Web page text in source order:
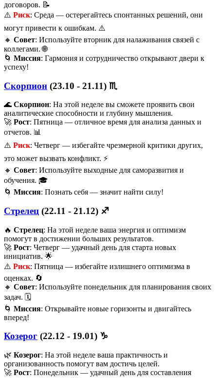
договоров. 📝
⚠️ Риск: Среда — остерегайтесь спонтанных решений, они
могут привести к ошибкам. ⚠️
🔸 Совет: Используйте вторник для налаживания связей с
коллегами. 🌐
🌀 Миссия: Гармония и сотрудничество открывают двери к
успеху!
Скорпион (23.10 - 21.11) ♏️
🌊 Скорпион: На этой неделе вы сможете проявить свои
аналитические способности и глубину мышления.
🚀 Рост: Пятница — отличное время для анализа данных и
отчетов. 📊
⚠️ Риск: Четверг — избегайте чрезмерной критики других,
это может вызвать конфликт. ⚡
🔸 Совет: Используйте выходные для саморазвития и
обучения. 🎓
🌀 Миссия: Познать себя — значит найти силу!
Стрелец (22.11 - 21.12) ♐️
🔥 Стрелец: На этой неделе ваша энергия и оптимизм
помогут в достижении больших результатов.
🚀 Рост: Четверг — удачный день для старта новых
инициатив. 🌟
⚠️ Риск: Пятница — избегайте излишнего оптимизма в
оценках. 🔄
🔸 Совет: Используйте понедельник для планирования своих
задач. 🗓️
🌀 Миссия: Открывайте новые горизонты и двигайтесь
вперед!
Козерог (22.12 - 19.01) ♑️
🌿 Козерог: На этой неделе ваша практичность и
организованность помогут вам достичь целей.
🚀 Рост: Понедельник — удачный день для составления